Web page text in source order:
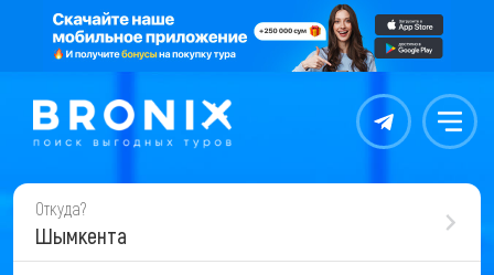
Контакты Меню
Откуда?
Шымкента